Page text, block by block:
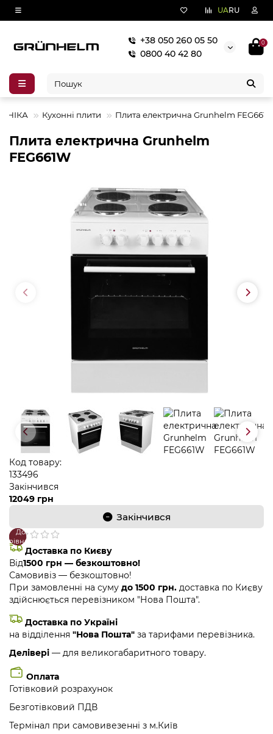
UARU
+38 050 260 05 50
0800 40 42 80
0
Кухонні плити Плита електрична Grunhelm
Плита електрична Grunhelm
FEG661W
Код товару:
133496
Закінчився
12049 грн
Закінчився
В
закладки
До
Доставка по Києву
Від1500 грн — безкоштовно!
Самовивіз — безкоштовно!
При замовленні на суму до 1500 грн. доставка по Києву
здійснюється перевізником "Нова Пошта".
Доставка по Україні
на відділення "Нова Пошта" за тарифами перевізника.
Делівері — для великогабаритного товару.
Оплата
Готівковий розрахунок
Безготівковий ПДВ
Термінал при самовивезенні з м.Київ